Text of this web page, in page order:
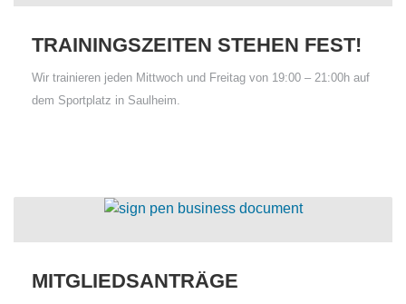
TRAININGSZEITEN STEHEN FEST!
Wir trainieren jeden Mittwoch und Freitag von 19:00 – 21:00h auf
dem Sportplatz in Saulheim.
MITGLIEDSANTRÄGE